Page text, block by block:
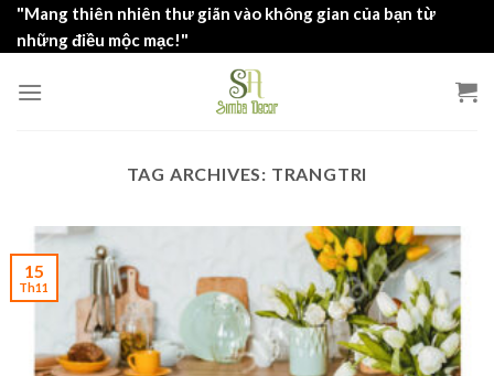
Skip"Mang thiên nhiên thư giãn vào không gian của bạn từ
những điều mộc mạc!"
TAG ARCHIVES: TRANGTRI
15
Th11